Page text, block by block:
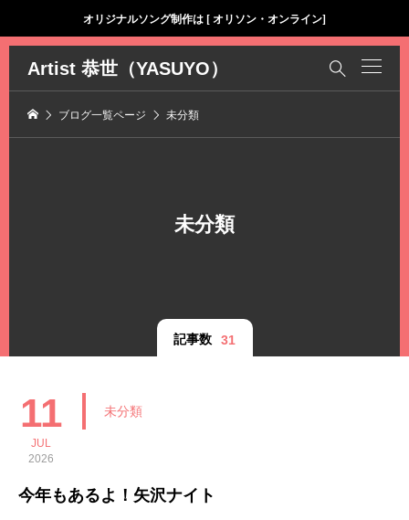
オリジナルソング制作は [ オリソン・オンライン]
Artist 恭世（YASUYO） 
ブログ一覧ページ 未分類
未分類
記事数 31
11
JUL
2026
未分類
今年もあるよ！矢沢ナイト